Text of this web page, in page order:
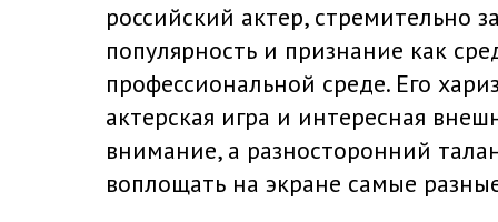
российский актер, стремительно
популярность и признание как
профессиональной среде. Его
актерская игра и интересная
внимание, а разносторонний
воплощать на экране самые